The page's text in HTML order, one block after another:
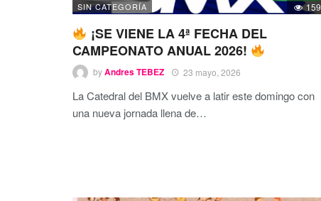
SIN CATEGORÍA 159
¡SE VIENE LA 4ª FECHA DEL
CAMPEONATO ANUAL 2026!
byAndres TEBEZ 23 mayo, 2026
La Catedral del BMX vuelve a latir este domingo con
una nueva jornada llena de…